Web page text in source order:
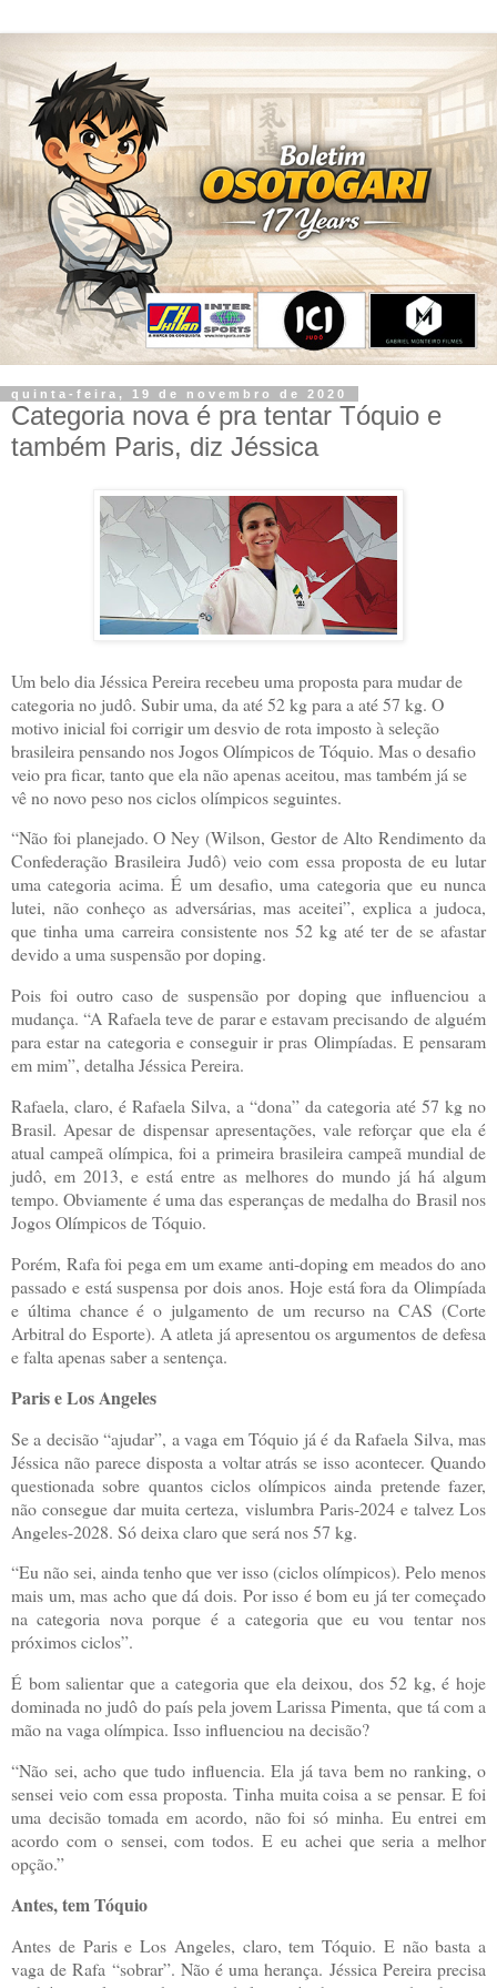
quinta-feira, 19 de novembro de 2020
Categoria nova é pra tentar Tóquio e
também Paris, diz Jéssica
Um belo dia Jéssica Pereira recebeu uma proposta para mudar de
categoria no judô. Subir uma, da até 52 kg para a até 57 kg. O
motivo inicial foi corrigir um desvio de rota imposto à seleção
brasileira pensando nos Jogos Olímpicos de Tóquio. Mas o desafio
veio pra ficar, tanto que ela não apenas aceitou, mas também já se
vê no novo peso nos ciclos olímpicos seguintes.
“Não foi planejado. O Ney (Wilson, Gestor de Alto Rendimento da
Confederação Brasileira Judô) veio com essa proposta de eu lutar
uma categoria acima. É um desafio, uma categoria que eu nunca
lutei, não conheço as adversárias, mas aceitei”, explica a judoca,
que tinha uma carreira consistente nos 52 kg até ter de se afastar
devido a uma suspensão por doping.
Pois foi outro caso de suspensão por doping que influenciou a
mudança. “A Rafaela teve de parar e estavam precisando de alguém
para estar na categoria e conseguir ir pras Olimpíadas. E pensaram
em mim”, detalha Jéssica Pereira.
Rafaela, claro, é Rafaela Silva, a “dona” da categoria até 57 kg no
Brasil. Apesar de dispensar apresentações, vale reforçar que ela é
atual campeã olímpica, foi a primeira brasileira campeã mundial de
judô, em 2013, e está entre as melhores do mundo já há algum
tempo. Obviamente é uma das esperanças de medalha do Brasil nos
Jogos Olímpicos de Tóquio.
Porém, Rafa foi pega em um exame anti-doping em meados do ano
passado e está suspensa por dois anos. Hoje está fora da Olimpíada
e última chance é o julgamento de um recurso na CAS (Corte
Arbitral do Esporte). A atleta já apresentou os argumentos de defesa
e falta apenas saber a sentença.
Paris e Los Angeles
Se a decisão “ajudar”, a vaga em Tóquio já é da Rafaela Silva, mas
Jéssica não parece disposta a voltar atrás se isso acontecer. Quando
questionada sobre quantos ciclos olímpicos ainda pretende fazer,
não consegue dar muita certeza, vislumbra Paris-2024 e talvez Los
Angeles-2028. Só deixa claro que será nos 57 kg.
“Eu não sei, ainda tenho que ver isso (ciclos olímpicos). Pelo menos
mais um, mas acho que dá dois. Por isso é bom eu já ter começado
na categoria nova porque é a categoria que eu vou tentar nos
próximos ciclos”.
É bom salientar que a categoria que ela deixou, dos 52 kg, é hoje
dominada no judô do país pela jovem Larissa Pimenta, que tá com a
mão na vaga olímpica. Isso influenciou na decisão?
“Não sei, acho que tudo influencia. Ela já tava bem no ranking, o
sensei veio com essa proposta. Tinha muita coisa a se pensar. E foi
uma decisão tomada em acordo, não foi só minha. Eu entrei em
acordo com o sensei, com todos. E eu achei que seria a melhor
opção.”
Antes, tem Tóquio
Antes de Paris e Los Angeles, claro, tem Tóquio. E não basta a
vaga de Rafa “sobrar”. Não é uma herança. Jéssica Pereira precisa